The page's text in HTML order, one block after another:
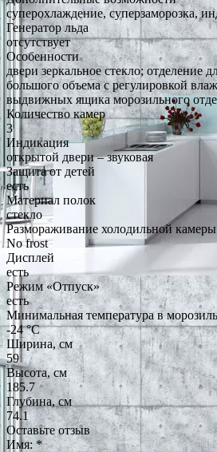
суперохлаждение, суперзаморозка,
Генератор льда
отсутствует
Особенности
двери зеркальное стекло; отделение
большого объема с регулировкой
выдвижных ящика морозильного
Количество камер
3
Индикация
открытой двери – звуковая
Защита от детей
есть
Материал полок
стекло
Размораживание холодильной камеры
No frost
Дисплей
есть
Режим «Отпуск»
есть
Минимальная температура в
-24 °C
Ширина, см
59
Высота, см
185.7
Глубина, см
74.1
Оставьте отзыв
Имя: *